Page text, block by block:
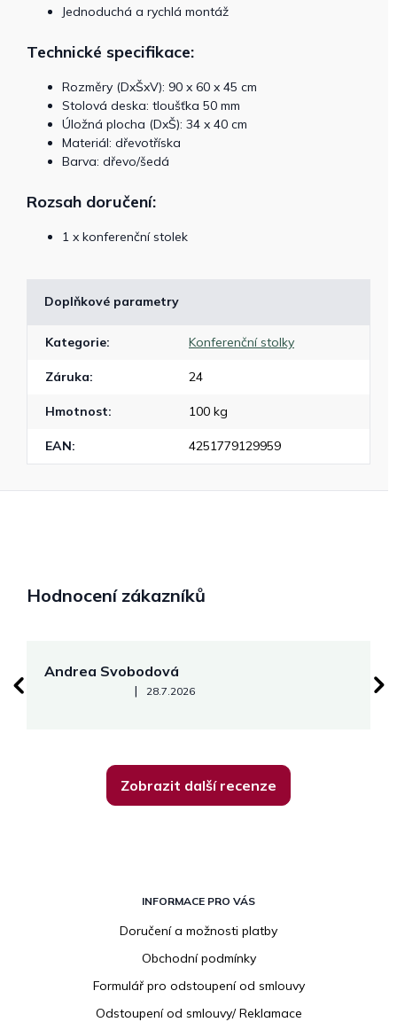
Jednoduchá a rychlá montáž
Technické specifikace:
Rozměry (DxŠxV): 90 x 60 x 45 cm
Stolová deska: tloušťka 50 mm
Úložná plocha (DxŠ): 34 x 40 cm
Materiál: dřevotříska
Barva: dřevo/šedá
Rozsah doručení:
1 x konferenční stolek
Doplňkové parametry
Kategorie: Konferenční stolky
Záruka: 24
Hmotnost: 100 kg
EAN: 4251779129959
Hodnocení zákazníků
Andrea Svobodová
Hodnocení obchodu je 5 z 5 hvězdiček.
| 28.7.2026
Zobrazit další recenze
INFORMACE PRO VÁS
Doručení a možnosti platby
Obchodní podmínky
Formulář pro odstoupení od smlouvy
Odstoupení od smlouvy/ Reklamace